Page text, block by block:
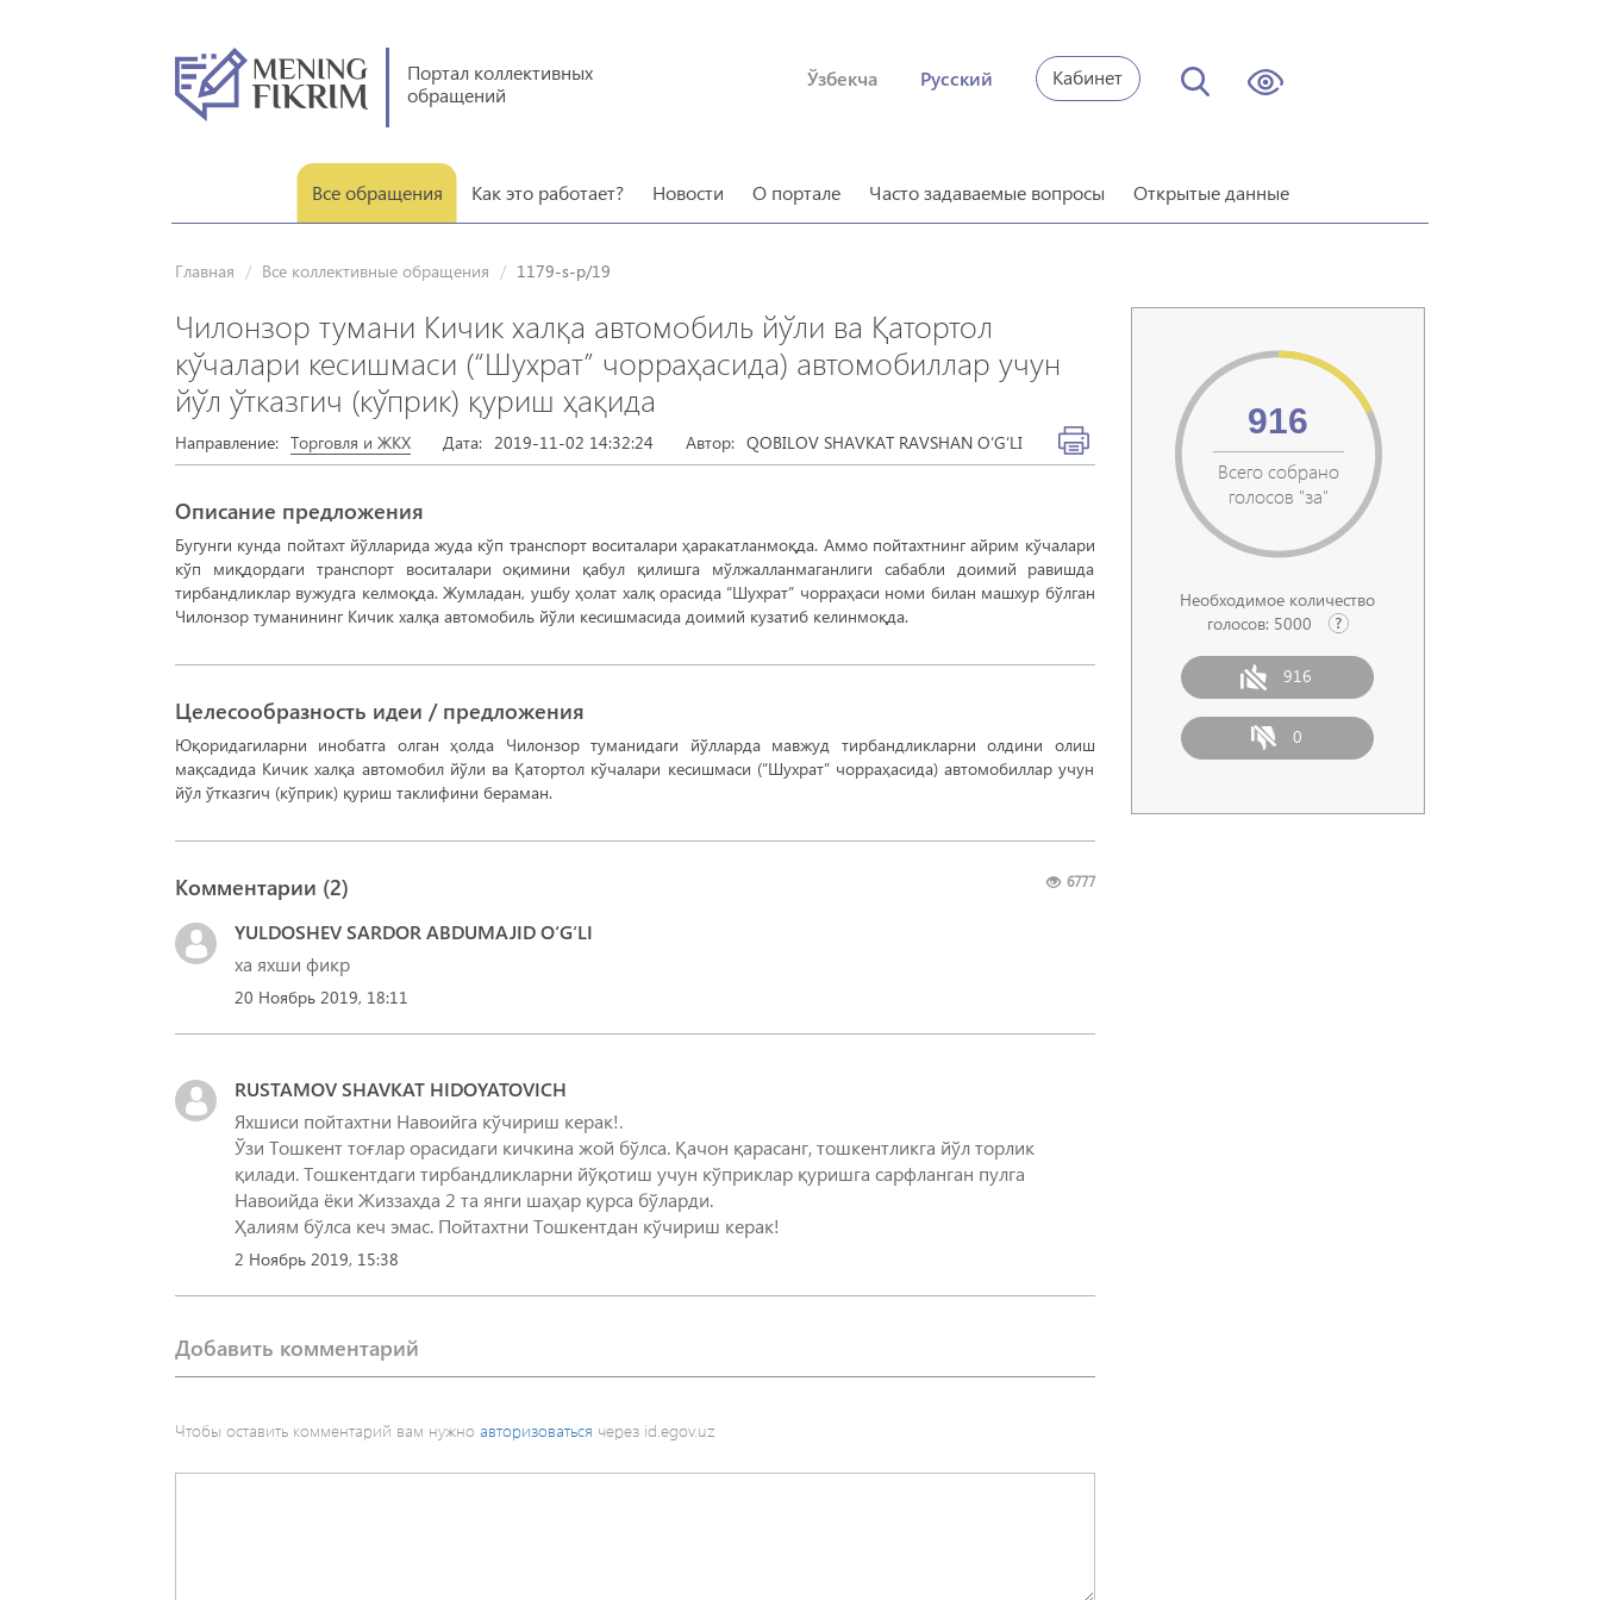
Портал коллективных
обращений
Ўзбекча Русский Кабинет
Все обращения Как это работает? Новости О портале Часто задаваемые вопросы Открытые данные
Главная Все коллективные обращения 1179-s-p/19
Всего собрано
голосов "за"
916
Необходимое количество
голосов: 5000
916
0
Чилонзор тумани Кичик халқа автомобиль йўли ва Қатортол
кўчалари кесишмаси (“Шухрат” чорраҳасида) автомобиллар учун
йўл ўтказгич (кўприк) қуриш ҳақида
Направление: Торговля и ЖКХ Дата: 2019-11-02 14:32:24 Автор: QOBILOV SHAVKAT RAVSHAN O‘G‘LI
Описание предложения
Бугунги кунда пойтахт йўлларида жуда кўп транспорт воситалари ҳаракатланмоқда. Аммо пойтахтнинг айрим кўчалари
кўп миқдордаги транспорт воситалари оқимини қабул қилишга мўлжалланмаганлиги сабабли доимий равишда
тирбандликлар вужудга келмоқда. Жумладан, ушбу ҳолат халқ орасида “Шухрат” чорраҳаси номи билан машхур бўлган
Чилонзор туманининг Кичик халқа автомобиль йўли кесишмасида доимий кузатиб келинмоқда.
Целесообразность идеи / предложения
Юқоридагиларни инобатга олган ҳолда Чилонзор туманидаги йўлларда мавжуд тирбандликларни олдини олиш
мақсадида Кичик халқа автомобил йўли ва Қатортол кўчалари кесишмаси (“Шухрат” чорраҳасида) автомобиллар учун
йўл ўтказгич (кўприк) қуриш таклифини бераман.
6777
Комментарии (2)
YULDOSHEV SARDOR ABDUMAJID O‘G‘LI
ха яхши фикр
20 Ноябрь 2019, 18:11
RUSTAMOV SHAVKAT HIDOYATOVICH
Яхшиси пойтахтни Навоийга кўчириш керак!.
Ўзи Тошкент тоғлар орасидаги кичкина жой бўлса. Қачон қарасанг, тошкентликга йўл торлик
қилади. Тошкентдаги тирбандликларни йўқотиш учун кўприклар қуришга сарфланган пулга
Навоийда ёки Жиззахда 2 та янги шаҳар қурса бўларди.
Ҳалиям бўлса кеч эмас. Пойтахтни Тошкентдан кўчириш керак!
2 Ноябрь 2019, 15:38
Добавить комментарий
Чтобы оставить комментарий вам нужно авторизоваться через id.egov.uz